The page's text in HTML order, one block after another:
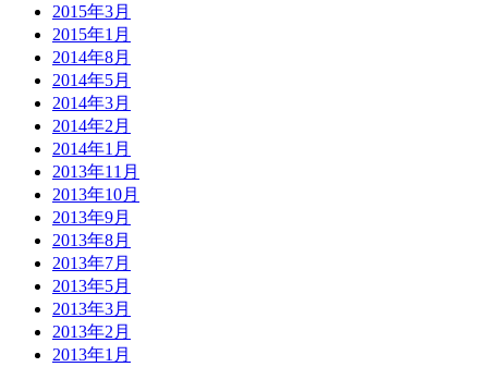
2015年3月
2015年1月
2014年8月
2014年5月
2014年3月
2014年2月
2014年1月
2013年11月
2013年10月
2013年9月
2013年8月
2013年7月
2013年5月
2013年3月
2013年2月
2013年1月